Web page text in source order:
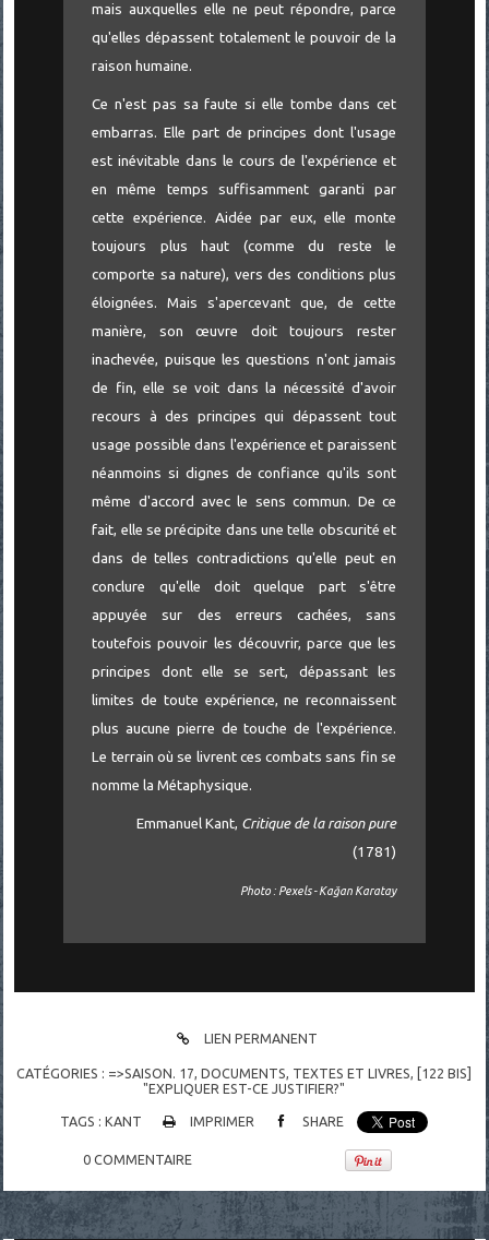
mais auxquelles elle ne peut répondre, parce
qu'elles dépassent totalement le pouvoir de la
raison humaine.
Ce n'est pas sa faute si elle tombe dans cet
embarras. Elle part de principes dont l'usage
est inévitable dans le cours de l'expérience et
en même temps suffisamment garanti par
cette expérience. Aidée par eux, elle monte
toujours plus haut (comme du reste le
comporte sa nature), vers des conditions plus
éloignées. Mais s'apercevant que, de cette
manière, son œuvre doit toujours rester
inachevée, puisque les questions n'ont jamais
de fin, elle se voit dans la nécessité d'avoir
recours à des principes qui dépassent tout
usage possible dans l'expérience et paraissent
néanmoins si dignes de confiance qu'ils sont
même d'accord avec le sens commun. De ce
fait, elle se précipite dans une telle obscurité et
dans de telles contradictions qu'elle peut en
conclure qu'elle doit quelque part s'être
appuyée sur des erreurs cachées, sans
toutefois pouvoir les découvrir, parce que les
principes dont elle se sert, dépassant les
limites de toute expérience, ne reconnaissent
plus aucune pierre de touche de l'expérience.
Le terrain où se livrent ces combats sans fin se
nomme la Métaphysique.
Emmanuel Kant, Critique de la raison pure
(1781)
Photo : Pexels - Kağan Karatay
LIEN PERMANENT
CATÉGORIES : =>SAISON. 17,DOCUMENTS, TEXTES ET LIVRES,
[122 BIS]
"EXPLIQUER EST-CE JUSTIFIER?"
TAGS :KANT IMPRIMER SHARE
0 COMMENTAIRE